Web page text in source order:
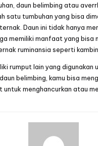
daun belimbing atau
satu tumbuhan yang bisa
Daun ini tidak hanya
memiliki manfaat yang bisa
ruminansia seperti
rumput lain yang digunakan
belimbing, kamu bisa
untuk menghancurkan atau